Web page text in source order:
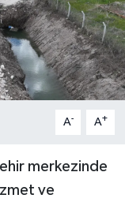
A- A+
merkezinde
ve